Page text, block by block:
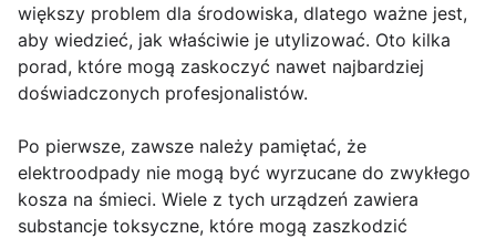
większy problem dla środowiska, dlatego ważne jest,
aby wiedzieć, jak właściwie je utylizować. Oto kilka
porad, które mogą zaskoczyć nawet najbardziej
doświadczonych profesjonalistów.
Po pierwsze, zawsze należy pamiętać, że
elektroodpady nie mogą być wyrzucane do zwykłego
kosza na śmieci. Wiele z tych urządzeń zawiera
substancje toksyczne, które mogą zaszkodzić